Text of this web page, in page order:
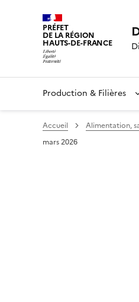
PRÉFET
DE LA RÉGION
HAUTS-DE-FRANCE
Production & Filières
Accueil Alimentation,
mars 2026